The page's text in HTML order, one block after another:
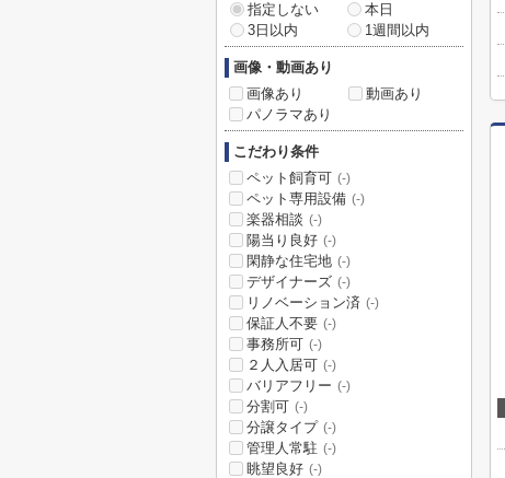
指定しない
本日
3日以内
1週間以内
画像・動画あり
画像あり
動画あり
パノラマあり
こだわり条件
ペット飼育可 (-)
ペット専用設備 (-)
楽器相談 (-)
陽当り良好 (-)
閑静な住宅地 (-)
デザイナーズ (-)
リノベーション済 (-)
保証人不要 (-)
事務所可 (-)
２人入居可 (-)
バリアフリー (-)
分割可 (-)
分譲タイプ (-)
管理人常駐 (-)
眺望良好 (-)